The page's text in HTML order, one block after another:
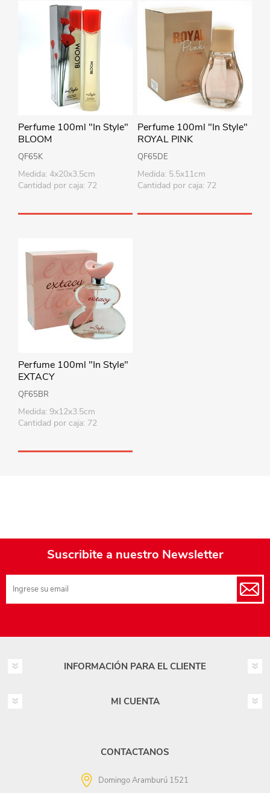
Perfume 100ml "In Style"
BLOOM
QF65K
Medida: 4x20x3.5cm
Cantidad por caja: 72
Perfume 100ml "In Style"
ROYAL PINK
QF65DE
Medida: 5.5x11cm
Cantidad por caja: 72
Perfume 100ml "In Style"
EXTACY
QF65BR
Medida: 9x12x3.5cm
Cantidad por caja: 72
Suscribite a nuestro Newsletter
INFORMACIÓN PARA EL CLIENTE
MI CUENTA
CONTACTANOS
Domingo Aramburú 1521